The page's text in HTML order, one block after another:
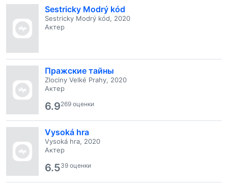
Sestricky Modrý kód
Sestricky Modrý kód, 2020
Актер
Пражские тайны
Zlociny Velké Prahy, 2020
Актер
6.9269 оценки
Vysoká hra
Vysoká hra, 2020
Актер
6.539 оценки